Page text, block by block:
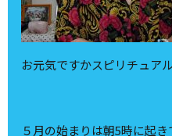
お元気ですかスピリチュア
５月の始まりは朝5時に起き